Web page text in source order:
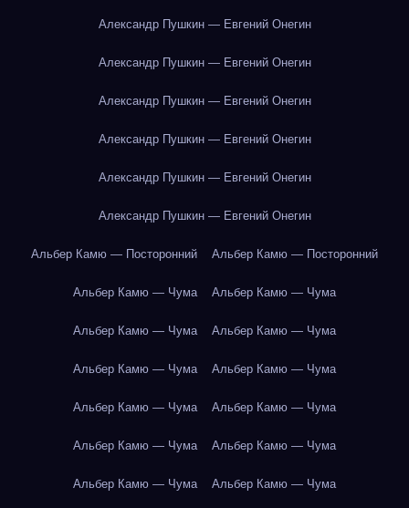
Александр Пушкин — Евгений Онегин
Александр Пушкин — Евгений Онегин
Александр Пушкин — Евгений Онегин
Александр Пушкин — Евгений Онегин
Александр Пушкин — Евгений Онегин
Александр Пушкин — Евгений Онегин
Альбер Камю — Посторонний Альбер Камю — Посторонний
Альбер Камю — Чума Альбер Камю — Чума
Альбер Камю — Чума Альбер Камю — Чума
Альбер Камю — Чума Альбер Камю — Чума
Альбер Камю — Чума Альбер Камю — Чума
Альбер Камю — Чума Альбер Камю — Чума
Альбер Камю — Чума Альбер Камю — Чума